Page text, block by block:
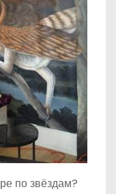
по звёздам?